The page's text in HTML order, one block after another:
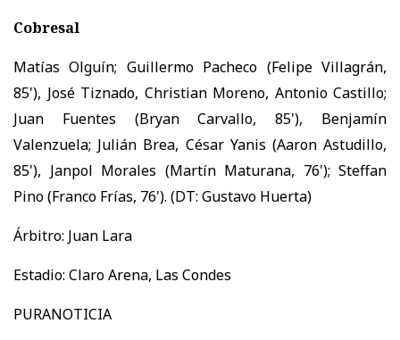
Cobresal
Matías Olguín; Guillermo Pacheco (Felipe Villagrán,
85'), José Tiznado, Christian Moreno, Antonio Castillo;
Juan Fuentes (Bryan Carvallo, 85'), Benjamín
Valenzuela; Julián Brea, César Yanis (Aaron Astudillo,
85'), Janpol Morales (Martín Maturana, 76'); Steffan
Pino (Franco Frías, 76'). (DT: Gustavo Huerta)
Árbitro: Juan Lara
Estadio: Claro Arena, Las Condes
PURANOTICIA